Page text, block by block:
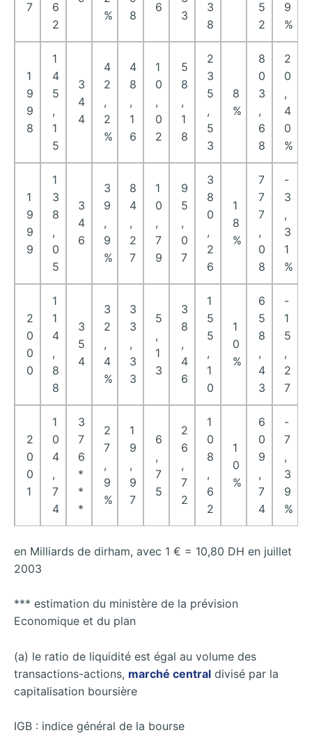
7
6
2
%
8
6
3
3
8
5
2
9
%
1
9
9
8
1
4
5
,
1
5
3
4
4
4
2
,
2
%
4
8
,
1
6
1
0
,
0
2
5
8
,
1
8
2
3
5
,
5
3
8
%
8
0
3
,
6
8
2
0
,
4
0
%
1
9
9
9
1
3
8
,
0
5
3
4
6
3
9
,
9
%
8
4
,
2
7
1
0
,
7
9
9
5
,
0
7
3
8
0
,
2
6
1
8
%
7
7
7
,
0
8
-
3
,
3
1
%
2
0
0
0
1
1
4
,
8
8
3
5
4
3
2
,
4
%
3
3
,
3
3
5
,
1
3
3
8
,
4
6
1
5
5
,
1
0
1
0
%
6
5
8
,
4
3
-
1
5
,
2
7
2
0
0
1
1
0
4
,
7
4
3
7
6
*
*
*
2
7
,
9
%
1
9
,
9
7
6
,
7
5
2
6
,
7
2
1
0
8
,
6
2
1
0
%
6
0
9
,
7
4
-
7
,
3
9
%
en Milliards de dirham, avec 1 € = 10,80 DH en juillet
2003
*** estimation du ministère de la prévision
Economique et du plan
(a) le ratio de liquidité est égal au volume des
transactions-actions, marché central divisé par la
capitalisation boursière
IGB : indice général de la bourse